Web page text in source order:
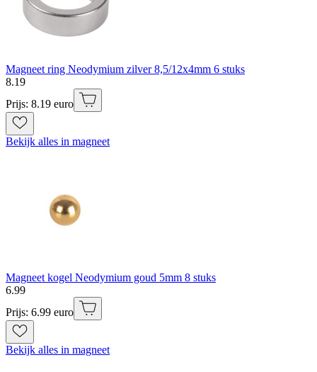
Magneet ring Neodymium zilver 8,5/12x4mm 6 stuks
8.19
Prijs: 8.19 euro
Bekijk alles in magneet
Magneet kogel Neodymium goud 5mm 8 stuks
6.99
Prijs: 6.99 euro
Bekijk alles in magneet